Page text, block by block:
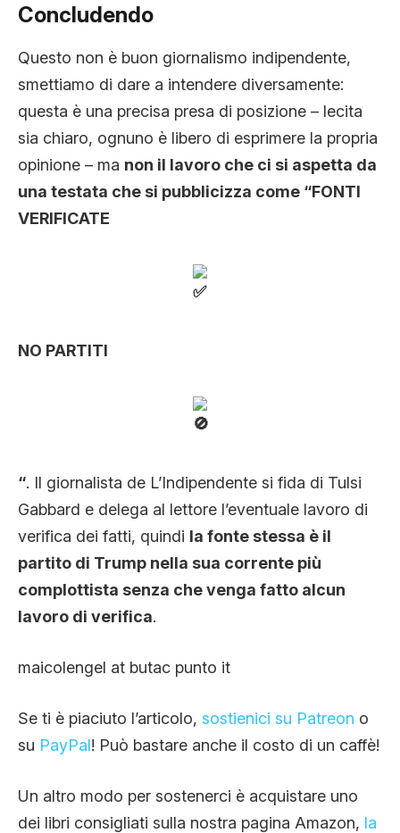
Concludendo
Questo non è buon giornalismo indipendente,
smettiamo di dare a intendere diversamente:
questa è una precisa presa di posizione – lecita
sia chiaro, ognuno è libero di esprimere la propria
opinione – ma non il lavoro che ci si aspetta da
una testata che si pubblicizza come “FONTI
VERIFICATE
NO PARTITI
“. Il giornalista de L’Indipendente si fida di Tulsi
Gabbard e delega al lettore l’eventuale lavoro di
verifica dei fatti, quindi la fonte stessa è il
partito di Trump nella sua corrente più
complottista senza che venga fatto alcun
lavoro di verifica.
maicolengel at butac punto it
Se ti è piaciuto l’articolo, sostienici su Patreon o
su PayPal! Può bastare anche il costo di un caffè!
Un altro modo per sostenerci è acquistare uno
dei libri consigliati sulla nostra pagina Amazon, la